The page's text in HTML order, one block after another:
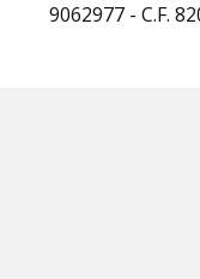
9062977 - C.F.